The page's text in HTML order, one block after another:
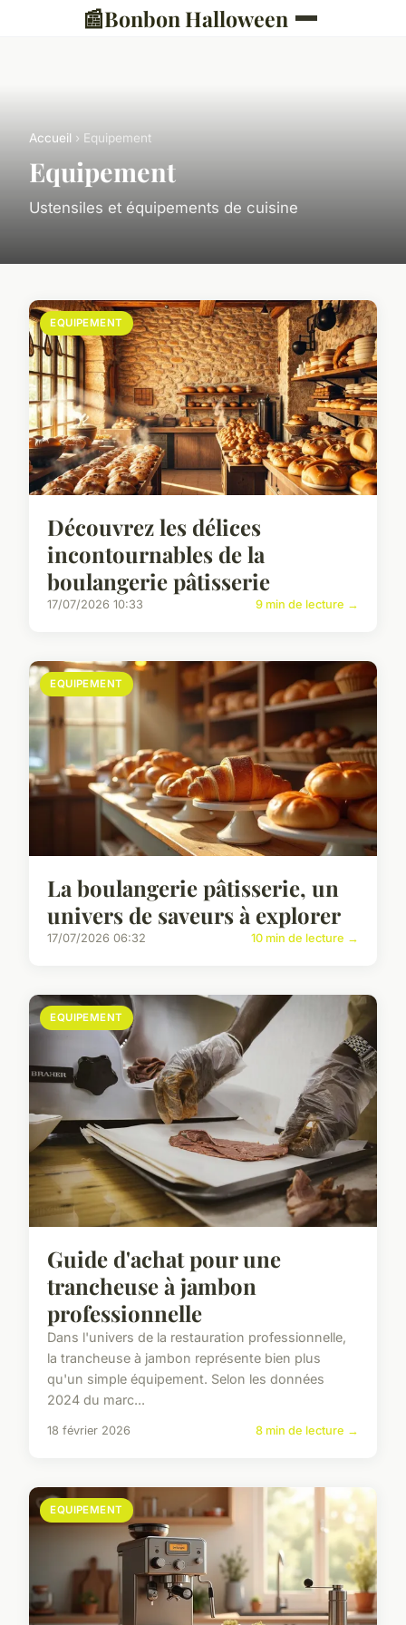
📰Bonbon Halloween
Accueil › Equipement
Equipement
Ustensiles et équipements de cuisine
EQUIPEMENT
Découvrez les délices
incontournables de la
boulangerie pâtisserie
17/07/2026 10:33 9 min de lecture →
EQUIPEMENT
La boulangerie pâtisserie, un
univers de saveurs à explorer
17/07/2026 06:32 10 min de lecture →
EQUIPEMENT
Guide d'achat pour une
trancheuse à jambon
professionnelle
Dans l'univers de la restauration professionnelle,
la trancheuse à jambon représente bien plus
qu'un simple équipement. Selon les données
2024 du marc...
18 février 2026 8 min de lecture →
EQUIPEMENT